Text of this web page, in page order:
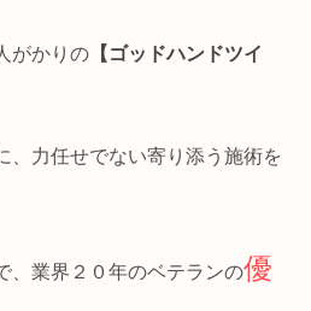
がかりの 【ゴッドハンドツイ
、力任せでない寄り添う施術を
、業界２０年のベテランの優